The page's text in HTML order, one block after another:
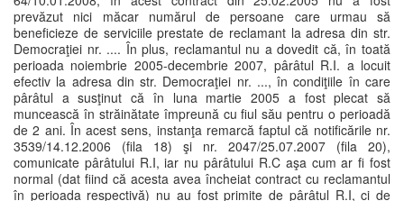
prevăzut nici măcar numărul de persoane care urmau să
beneficieze de serviciile prestate de reclamant la adresa din str.
Democraţiei nr. .... În plus, reclamantul nu a dovedit că, în toată
perioada noiembrie 2005-decembrie 2007, pârâtul R.I. a locuit
efectiv la adresa din str. Democraţiei nr. ..., în condiţiile în care
pârâtul a susţinut că în luna martie 2005 a fost plecat să
muncească în străinătate împreună cu fiul său pentru o perioadă
de 2 ani. În acest sens, instanţa remarcă faptul că notificările nr.
3539/14.12.2006 (fila 18) şi nr. 2047/25.07.2007 (fila 20),
comunicate pârâtului R.I, iar nu pârâtului R.C aşa cum ar fi fost
normal (dat fiind că acesta avea încheiat contract cu reclamantul
în perioada respectivă) nu au fost primite de pârâtul R.I, ci de